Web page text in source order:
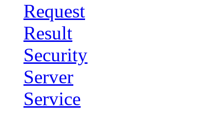
Request
Result
Security
Server
Service